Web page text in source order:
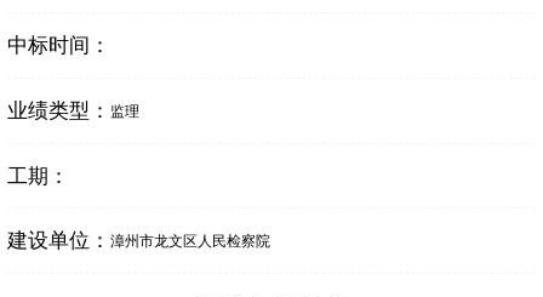
中标时间：
业绩类型： 监理
工期：
建设单位： 漳州市龙文区人民检察院